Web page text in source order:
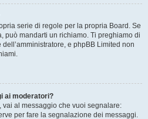
serie di regole per la propria Board. Se
può mandarti un richiamo. Ti preghiamo di
e phpBB Limited non
ai moderatori?
vai al messaggio che vuoi segnalare:
per fare la segnalazione dei messaggi.